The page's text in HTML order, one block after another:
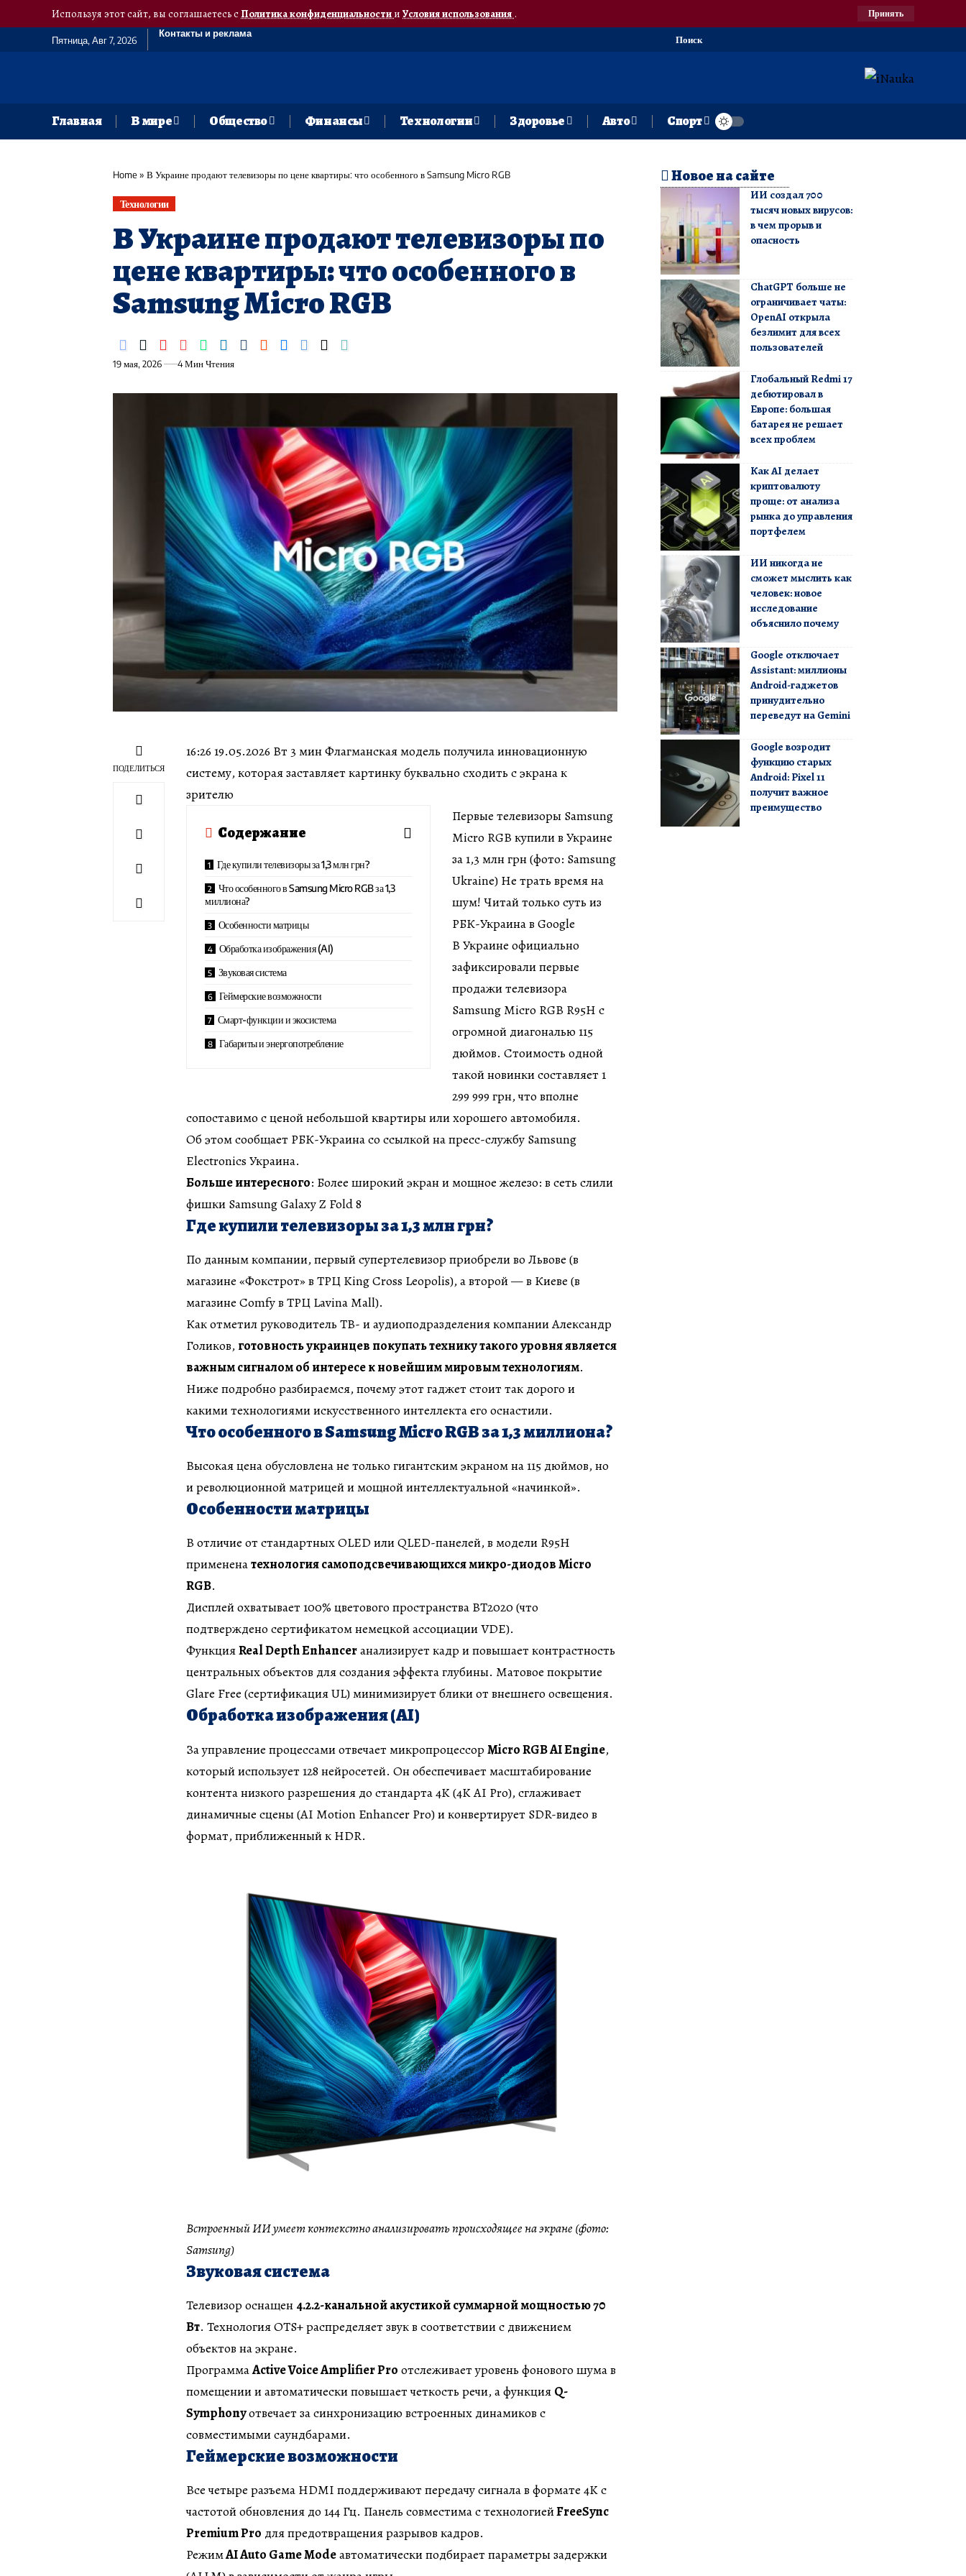
Используя этот сайт, вы соглашаетесь сПолитика конфиденциальностии Условия использования. Принять
Пятница, Авг 7, 2026
Контакты и реклама
Поиск
Главная В мире Общество Финансы Технологии Здоровье Авто Спорт
Home» В Украине продают телевизоры по цене квартиры: что особенного в Samsung Micro RGB
Технологии
В Украине продают телевизоры по
цене квартиры: что особенного в
Samsung Micro RGB
19 мая, 2026 4 Мин Чтения
ПОДЕЛИТЬСЯ
16:26 19.05.2026 Вт 3 мин Флагманская модель получила инновационную
систему, которая заставляет картинку буквально сходить с экрана к
зрителю
Содержание
Где купили телевизоры за 1,3 млн грн?
Что особенного в Samsung Micro RGB за 1,3
миллиона?
Особенности матрицы
Обработка изображения (AI)
Звуковая система
Геймерские возможности
Смарт-функции и экосистема
Габариты и энергопотребление
Первые телевизоры Samsung
Micro RGB купили в Украине
за 1,3 млн грн (фото: Samsung
Ukraine) Не трать время на
шум! Читай только суть из
РБК-Украина в Google
В Украине официально
зафиксировали первые
продажи телевизора
Samsung Micro RGB R95H с
огромной диагональю 115
дюймов. Стоимость одной
такой новинки составляет 1
299 999 грн, что вполне
сопоставимо с ценой небольшой квартиры или хорошего автомобиля.
Об этом сообщает РБК-Украина со ссылкой на пресс-службу Samsung
Electronics Украина.
Больше интересного: Более широкий экран и мощное железо: в сеть слили
фишки Samsung Galaxy Z Fold 8
Где купили телевизоры за 1,3 млн грн?
По данным компании, первый супертелевизор приобрели во Львове (в
магазине «Фокстрот» в ТРЦ King Cross Leopolis), а второй — в Киеве (в
магазине Comfy в ТРЦ Lavina Mall).
Как отметил руководитель ТВ- и аудиоподразделения компании Александр
Голиков, готовность украинцев покупать технику такого уровня является
важным сигналом об интересе к новейшим мировым технологиям.
Ниже подробно разбираемся, почему этот гаджет стоит так дорого и
какими технологиями искусственного интеллекта его оснастили.
Что особенного в Samsung Micro RGB за 1,3 миллиона?
Высокая цена обусловлена не только гигантским экраном на 115 дюймов, но
и революционной матрицей и мощной интеллектуальной «начинкой».
Особенности матрицы
В отличие от стандартных OLED или QLED-панелей, в модели R95H
примененатехнология самоподсвечивающихся микро-диодов Micro
RGB.
Дисплей охватывает 100% цветового пространства BT2020 (что
подтверждено сертификатом немецкой ассоциации VDE).
ФункцияReal Depth Enhancerанализирует кадр и повышает контрастность
центральных объектов для создания эффекта глубины. Матовое покрытие
Glare Free (сертификация UL) минимизирует блики от внешнего освещения.
Обработка изображения (AI)
За управление процессами отвечает микропроцессорMicro RGB AI Engine,
который использует 128 нейросетей. Он обеспечивает масштабирование
контента низкого разрешения до стандарта 4K (4K AI Pro), сглаживает
динамичные сцены (AI Motion Enhancer Pro) и конвертирует SDR-видео в
формат, приближенный к HDR.
Встроенный ИИ умеет контекстно анализировать происходящее на экране (фото:
Samsung)
Звуковая система
Телевизор оснащен 4.2.2-канальной акустикой суммарной мощностью 70
Вт. Технология OTS+ распределяет звук в соответствии с движением
объектов на экране.
ПрограммаActive Voice Amplifier Pro отслеживает уровень фонового шума в
помещении и автоматически повышает четкость речи, а функция Q-
Symphonyотвечает за синхронизацию встроенных динамиков с
совместимыми саундбарами.
Геймерские возможности
Все четыре разъема HDMI поддерживают передачу сигнала в формате 4K с
частотой обновления до 144 Гц. Панель совместима с технологиейFreeSync
Premium Pro для предотвращения разрывов кадров.
РежимAI Auto Game Modeавтоматически подбирает параметры задержки
Новое на сайте
ИИ создал 700
тысяч новых вирусов:
в чем прорыв и
опасность
ChatGPT больше не
ограничивает чаты:
OpenAI открыла
безлимит для всех
пользователей
Глобальный Redmi 17
дебютировал в
Европе: большая
батарея не решает
всех проблем
Как AI делает
криптовалюту
проще: от анализа
рынка до управления
портфелем
ИИ никогда не
сможет мыслить как
человек: новое
исследование
объяснило почему
Google отключает
Assistant: миллионы
Android-гаджетов
принудительно
переведут на Gemini
Google возродит
функцию старых
Android: Pixel 11
получит важное
преимущество